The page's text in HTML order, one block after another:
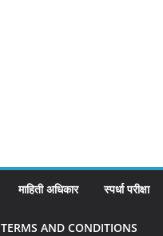
माहिती अधिकार स्पर्धा परीक्षा
TERMS AND CONDITIONS